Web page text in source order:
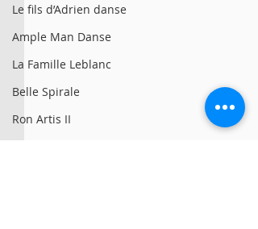
Le fils d’Adrien danse
Ample Man Danse
La Famille Leblanc
Belle Spirale
Ron Artis II